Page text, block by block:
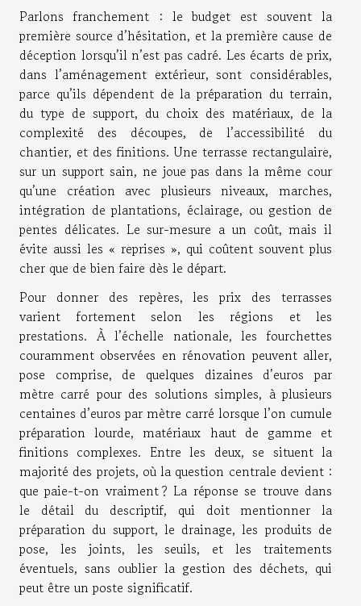
Parlons franchement : le budget est souvent la
première source d’hésitation, et la première cause de
déception lorsqu’il n’est pas cadré. Les écarts de prix,
dans l’aménagement extérieur, sont considérables,
parce qu’ils dépendent de la préparation du terrain,
du type de support, du choix des matériaux, de la
complexité des découpes, de l’accessibilité du
chantier, et des finitions. Une terrasse rectangulaire,
sur un support sain, ne joue pas dans la même cour
qu’une création avec plusieurs niveaux, marches,
intégration de plantations, éclairage, ou gestion de
pentes délicates. Le sur-mesure a un coût, mais il
évite aussi les « reprises », qui coûtent souvent plus
cher que de bien faire dès le départ.
Pour donner des repères, les prix des terrasses
varient fortement selon les régions et les
prestations. À l’échelle nationale, les fourchettes
couramment observées en rénovation peuvent aller,
pose comprise, de quelques dizaines d’euros par
mètre carré pour des solutions simples, à plusieurs
centaines d’euros par mètre carré lorsque l’on cumule
préparation lourde, matériaux haut de gamme et
finitions complexes. Entre les deux, se situent la
majorité des projets, où la question centrale devient :
que paie-t-on vraiment ? La réponse se trouve dans
le détail du descriptif, qui doit mentionner la
préparation du support, le drainage, les produits de
pose, les joints, les seuils, et les traitements
éventuels, sans oublier la gestion des déchets, qui
peut être un poste significatif.